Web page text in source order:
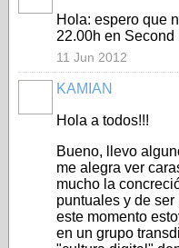
Hola: espero que
22.00h en Second
11 Jun 2012
KAMIAN
Hola a todos!!!
Bueno, llevo
me alegra ver
mucho la
puntuales y de
este momento
en un grupo